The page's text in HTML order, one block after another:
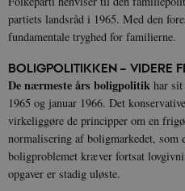
partiets landsråd i 1965. Med den
fundamentale tryghed for familierne.
BOLIGPOLITIKKEN – VIDERE
De nærmeste års boligpolitik har
1965 og januar 1966. Det
virkeliggøre de principper om en
normalisering af boligmarkedet, som
boligproblemet kræver fortsat
opgaver er stadig uløste.